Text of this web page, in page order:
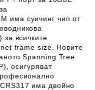
има суичинг чип от
за всичките
frame size. Новите
Spanning Tree
осигуряват
има двойно